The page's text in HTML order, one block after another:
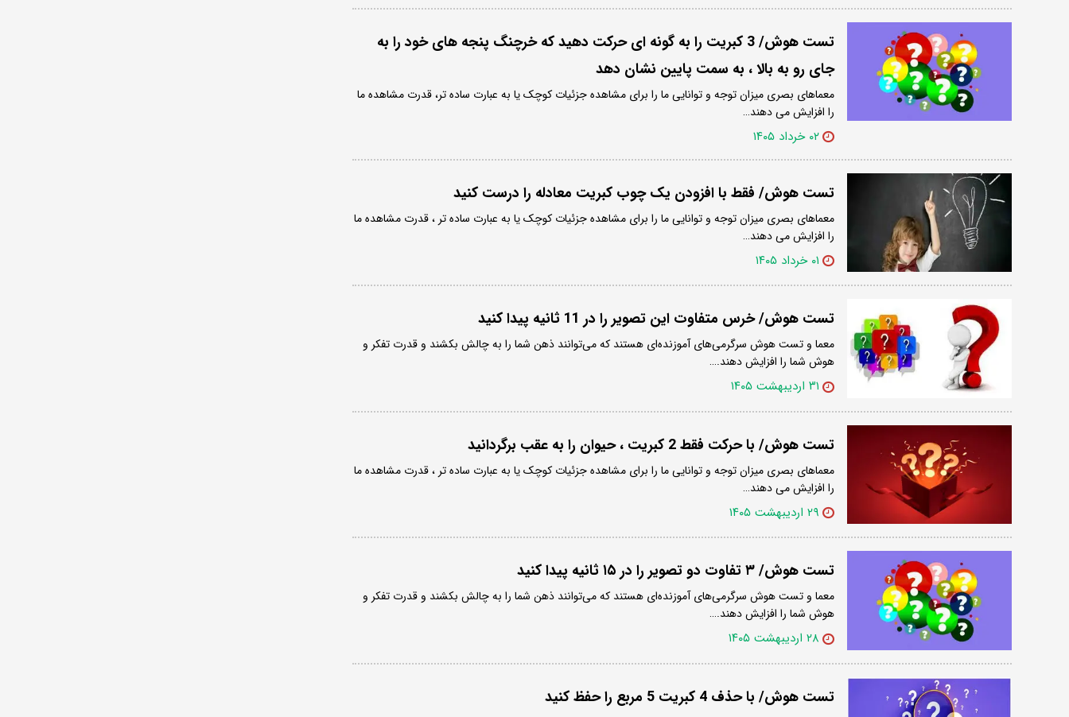
تست هوش/ 3 کبریت را به گونه ای حرکت دهید که خرچنگ پنجه های خود را به
جای رو به بالا ، به سمت پایین نشان دهد
معماهای بصری میزان توجه و توانایی ما را برای مشاهده جزئیات کوچک یا به عبارت ساده تر، قدرت مشاهده ما
را افزایش می دهند…
۰۲ خرداد ۱۴۰۵
تست هوش/ فقط با افزودن یک چوب کبریت معادله را درست کنید
معماهای بصری میزان توجه و توانایی ما را برای مشاهده جزئیات کوچک یا به عبارت ساده تر ، قدرت مشاهده ما
را افزایش می دهند…
۰۱ خرداد ۱۴۰۵
تست هوش/ خرس متفاوت این تصویر را در 11 ثانیه پیدا کنید
معما و تست هوش سرگرمی‌های آموزنده‌ای هستند که می‌توانند ذهن شما را به چالش بکشند و قدرت تفکر و
هوش شما را افزایش دهند.…
۳۱ اردیبهشت ۱۴۰۵
تست هوش/ با حرکت فقط 2 کبریت ، حیوان را به عقب برگردانید
معماهای بصری میزان توجه و توانایی ما را برای مشاهده جزئیات کوچک یا به عبارت ساده تر ، قدرت مشاهده ما
را افزایش می دهند…
۲۹ اردیبهشت ۱۴۰۵
تست هوش/ ۳ تفاوت دو تصویر را در ۱۵ ثانیه پیدا کنید
معما و تست هوش سرگرمی‌های آموزنده‌ای هستند که می‌توانند ذهن شما را به چالش بکشند و قدرت تفکر و
هوش شما را افزایش دهند.…
۲۸ اردیبهشت ۱۴۰۵
تست هوش/ با حذف 4 کبریت 5 مربع را حفظ کنید